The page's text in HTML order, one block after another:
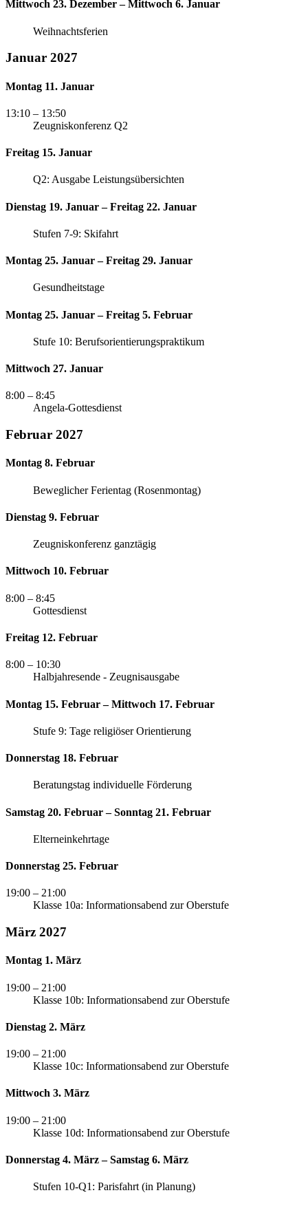
Mittwoch 23. Dezember – Mittwoch 6. Januar
Weihnachtsferien
Januar 2027
Montag 11. Januar
13:10 – 13:50
Zeugniskonferenz Q2
Freitag 15. Januar
Q2: Ausgabe Leistungsübersichten
Dienstag 19. Januar – Freitag 22. Januar
Stufen 7-9: Skifahrt
Montag 25. Januar – Freitag 29. Januar
Gesundheitstage
Montag 25. Januar – Freitag 5. Februar
Stufe 10: Berufsorientierungspraktikum
Mittwoch 27. Januar
8:00 – 8:45
Angela-Gottesdienst
Februar 2027
Montag 8. Februar
Beweglicher Ferientag (Rosenmontag)
Dienstag 9. Februar
Zeugniskonferenz ganztägig
Mittwoch 10. Februar
8:00 – 8:45
Gottesdienst
Freitag 12. Februar
8:00 – 10:30
Halbjahresende - Zeugnisausgabe
Montag 15. Februar – Mittwoch 17. Februar
Stufe 9: Tage religiöser Orientierung
Donnerstag 18. Februar
Beratungstag individuelle Förderung
Samstag 20. Februar – Sonntag 21. Februar
Elterneinkehrtage
Donnerstag 25. Februar
19:00 – 21:00
Klasse 10a: Informationsabend zur Oberstufe
März 2027
Montag 1. März
19:00 – 21:00
Klasse 10b: Informationsabend zur Oberstufe
Dienstag 2. März
19:00 – 21:00
Klasse 10c: Informationsabend zur Oberstufe
Mittwoch 3. März
19:00 – 21:00
Klasse 10d: Informationsabend zur Oberstufe
Donnerstag 4. März – Samstag 6. März
Stufen 10-Q1: Parisfahrt (in Planung)